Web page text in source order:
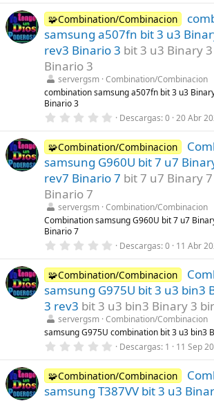
0
0
e
s
t
r
l
l
a
s
🧩Combination/Combinacion
samsung a507fn bit 3 u3
rev3 Binario 3 bit 3 u3 Binary
Binario 3
servergsm Combination/Combinacion
combination samsung a507fn bit 3 u3
Binario 3
0
0
0
e
s
t
r
l
l
a
s
Descargas 0 20 Abr
🧩Combination/Combinacion
samsung G960U bit 7 u7
rev7 Binario 7 bit 7 u7 Binary
Binario 7
servergsm Combination/Combinacion
Combination samsung G960U bit 7 u7
Binario 7
0
0
0
e
s
t
r
e
l
a
(
s
)
Descargas 0 11 Abr
🧩Combination/Combinacion
samsung G975U bit 3 u3 bin3
3 rev3 bit 3 u3 bin3 Binary 3
servergsm Combination/Combinacion
samsung G975U combination bit 3 u3 bin3
0
0
0
e
s
Descargas 1 11 Sep
🧩Combination/Combinacion
samsung T387VV bit 3 u3